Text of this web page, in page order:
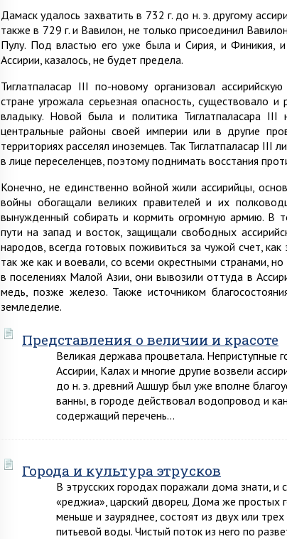
Дамаск удалось захватить в 732 г. до н. э. другому
также в 729 г. и Вавилон, не только присоединил
Пулу. Под властью его уже была и Сирия, и Финикия,
Ассирии, казалось, не будет предела.
Тиглатпаласар III по-новому организовал
стране угрожала серьезная опасность, существовало
владыку. Новой была и политика Тиглатпаласара
центральные районы своей империи или в другие
территориях расселял иноземцев. Так Тиглатпаласар
в лице переселенцев, поэтому поднимать восстания
Конечно, не единственно войной жили ассирийцы,
войны обогащали великих правителей и их
вынужденный собирать и кормить огромную армию. В
пути на запад и восток, защищали свободных
народов, всегда готовых поживиться за чужой счет,
так же как и воевали, со всеми окрестными странами,
в поселениях Малой Азии, они вывозили оттуда в
медь, позже железо. Также источником
земледелие.
Представления о величии и красоте
Великая держава процветала. Неприступные
Ассирии, Калах и многие другие возвели
до н. э. древний Ашшур был уже вполне
ванны, в городе действовал водопровод и
содержащий перечень…
Города и культура этрусков
В этрусских городах поражали дома знати,
«реджиа», царский дворец. Дома же простых
меньше и зауряднее, состоят из двух или
питьевой воды. Чистый поток из него по